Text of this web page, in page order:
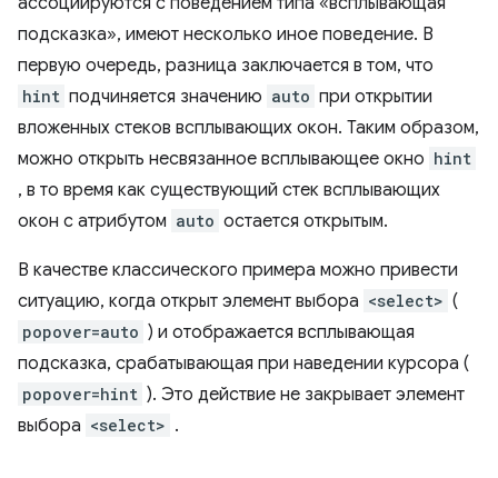
подсказка», имеют несколько иное поведение. В
первую очередь, разница заключается в том, что
hint подчиняется значению auto при открытии
вложенных стеков всплывающих окон. Таким образом,
можно открыть несвязанное всплывающее окно hint
, в то время как существующий стек всплывающих
окон с атрибутом auto остается открытым.
В качестве классического примера можно привести
ситуацию, когда открыт элемент выбора <select> (
popover=auto ) и отображается всплывающая
подсказка, срабатывающая при наведении курсора (
popover=hint ). Это действие не закрывает элемент
выбора <select> .